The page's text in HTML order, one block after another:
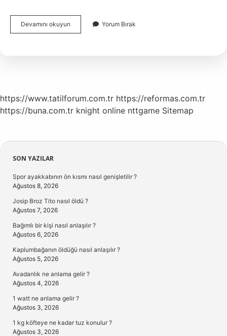
Devamını okuyun
Nedir
Yorum Bırak
https://www.tatilforum.com.tr https://reformas.com.tr
https://buna.com.tr knight online nttgame Sitemap
Sidebar
SON YAZILAR
Spor ayakkabının ön kısmı nasıl genişletilir ?
Ağustos 8, 2026
Josip Broz Tito nasıl öldü ?
Ağustos 7, 2026
Bağımlı bir kişi nasıl anlaşılır ?
Ağustos 6, 2026
Kaplumbağanın öldüğü nasıl anlaşılır ?
Ağustos 5, 2026
Avadanlık ne anlama gelir ?
Ağustos 4, 2026
1 watt ne anlama gelir ?
Ağustos 3, 2026
1 kg köfteye ne kadar tuz konulur ?
Ağustos 3, 2026